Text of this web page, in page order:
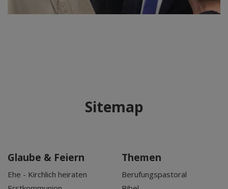
Sitemap
Glaube & Feiern
Ehe - Kirchlich heiraten
Themen
Berufungspastoral